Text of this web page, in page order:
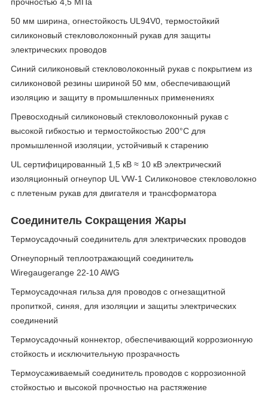
50 мм ширина, огнестойкость UL94V0, термостойкий
силиконовый стекловолоконный рукав для защиты
электрических проводов
Синий силиконовый стекловолоконный рукав с покрытием из
силиконовой резины шириной 50 мм, обеспечивающий
изоляцию и защиту в промышленных применениях
Превосходный силиконовый стекловолоконный рукав с
высокой гибкостью и термостойкостью 200°C для
промышленной изоляции, устойчивый к старению
UL сертифицированный 1,5 кВ ≈ 10 кВ электрический
изоляционный огнеупор UL VW-1 Силиконовое стекловолокно
с плетеным рукав для двигателя и трансформатора
Соединитель Сокращения Жары
Термоусадочный соединитель для электрических проводов
Огнеупорный теплоотражающий соединитель
Wiregaugerange 22-10 AWG
Термоусадочная гильза для проводов с огнезащитной
пропиткой, синяя, для изоляции и защиты электрических
соединений
Термоусадочный коннектор, обеспечивающий коррозионную
стойкость и исключительную прозрачность
Термоусаживаемый соединитель проводов с коррозионной
стойкостью и высокой прочностью на растяжение